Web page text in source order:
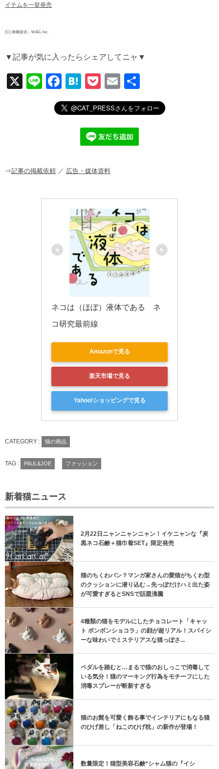
イテムを一挙発売
(C) 画像提供：WAG, Inc.
▼記事が気に入ったらシェアしてニャ▼
X
Li
F
a
c
o
H
at
e
n
a
P
o
ck
et
E
m
ail
有
⇒記事の掲載依頼 ／ 広告・媒体資料
ネコは（ほぼ）液体である　ネ
コ研究最前線
Amazonで見る
楽天市場で見る
Yahoo!ショッピングで見る
CATEGORY : 猫の商品
TAG : PAUL&JOE ファッション
新着猫ニュース
2月22日ニャンニャンニャン！イケニャンな『炭
黒ネコ石鹸＋猫巾着SET』限定発売
猫のちくわパン？マンガ家さんの愛猫がちくわ型
のクッションに潜り込む→先っぽだけハミ出た姿
が可愛すぎるとSNSで話題沸騰
4種類の猫をモデルにしたチョコレート「キャッ
ト ボンボンショコラ」の顔が超リアル！スパイシ
ーな味わいでミステリアスな猫っぽさ...
ペダルを踏むと…まるで猫のおしっこで消毒して
いる気分！猫のマーキング行為をモチーフにした
消毒スプレーが斬新すぎる
猫のお髭を可愛く飾る事でインテリアにもなる猫
のひげ差し「ねこのひげ枕」の新作が登場！
数量限定！猫型美容石鹸“シャム猫の『イシ